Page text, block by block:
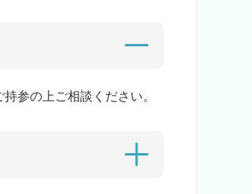
参の上ご相談ください。